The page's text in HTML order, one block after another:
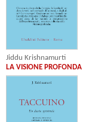
Jiddu Krishnamurti
LA VISIONE PROFONDA